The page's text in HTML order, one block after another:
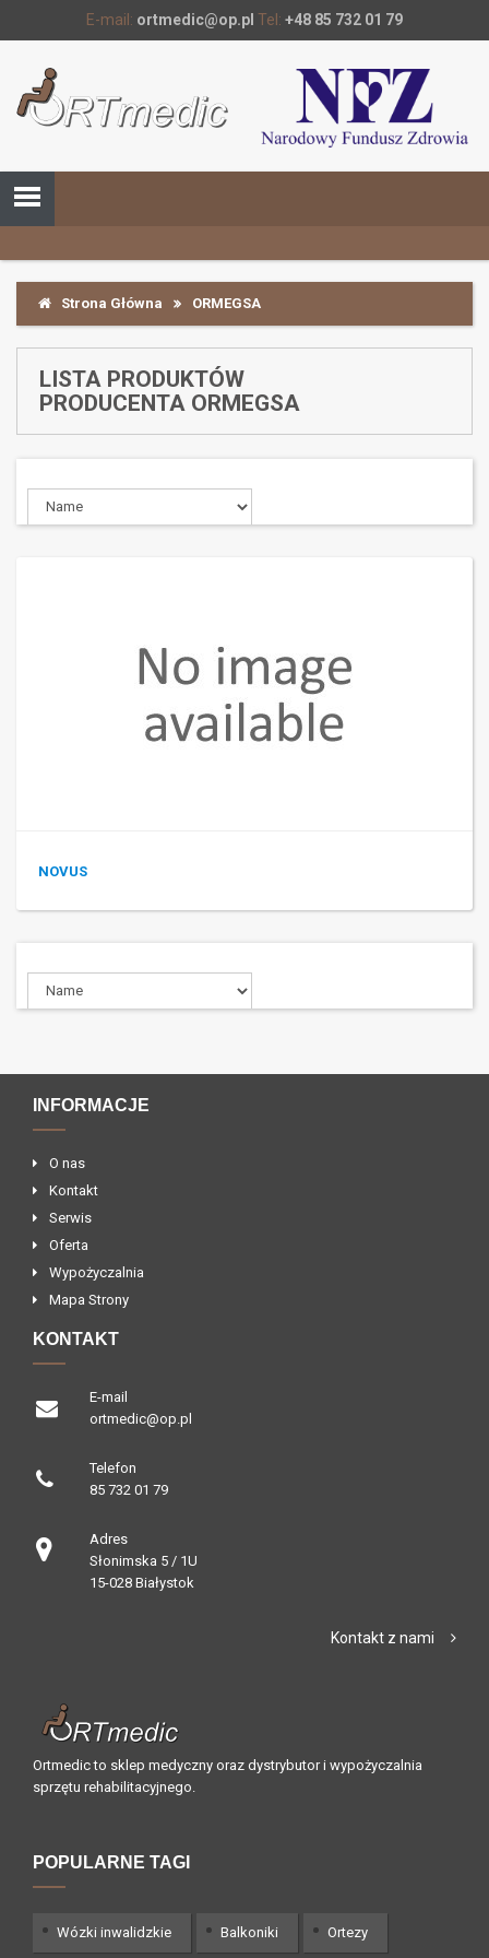
E-mail: ortmedic@op.pl Tel: +48 85 732 01 79
Strona Główna ORMEGSA
LISTA PRODUKTÓW
PRODUCENTA ORMEGSA
NOVUS
INFORMACJE
O nas
Kontakt
Serwis
Oferta
Wypożyczalnia
Mapa Strony
KONTAKT
E-mail
ortmedic@op.pl
Telefon
85 732 01 79
Adres
Słonimska 5 / 1U
15-028 Białystok
Kontakt z nami
Ortmedic to sklep medyczny oraz dystrybutor i wypożyczalnia
sprzętu rehabilitacyjnego.
POPULARNE TAGI
Wózki inwalidzkie Balkoniki Ortezy